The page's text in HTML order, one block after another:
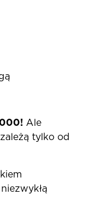
Ale
tylko od